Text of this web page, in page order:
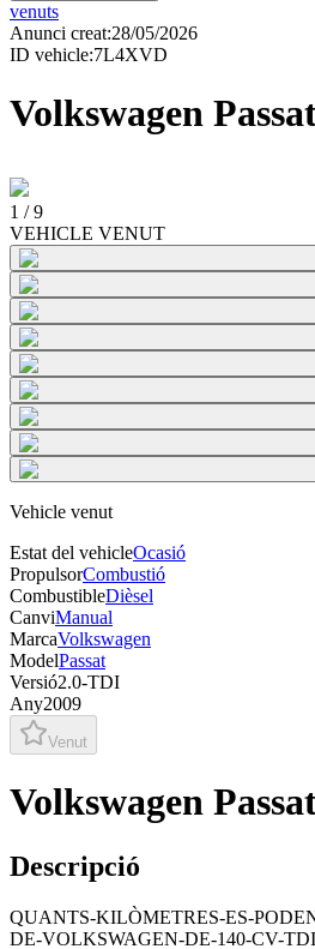
venuts
Anunci creat:28/05/2026
ID vehicle:7L4XVD
Volkswagen
1 /9
VEHICLE VENUT
Vehicle venut
Estat del vehicleOcasió
PropulsorCombustió
CombustibleDièsel
CanviManual
MarcaVolkswagen
ModelPassat
Versió2.0-TDI
Any2009
Venut
Volkswagen
Descripció
QUANTS-KILÒMETRES-ES-
DE-VOLKSWAGEN-DE-140-CV-